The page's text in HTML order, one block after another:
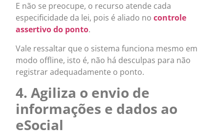
E não se preocupe, o recurso atende cada
especificidade da lei, pois é aliado nocontrole
assertivo do ponto.
Vale ressaltar que o sistema funciona mesmo em
modo offline, isto é, não há desculpas para não
registrar adequadamente o ponto.
4. Agiliza o envio de
informações e dados ao
eSocial